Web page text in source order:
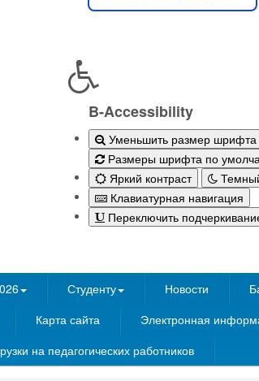
B-Accessibility
Уменьшить размер шрифта
Размеры шрифта по
Яркий контраст
Клавиатурная навигация
Переключить
Студенту Новости
Карта сайта
Электронная
на педагогических работников